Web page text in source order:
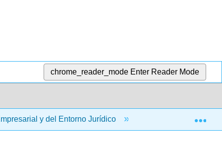
chrome_reader_mode Enter Reader Mode
y del Entorno Jurídico 26: Ley